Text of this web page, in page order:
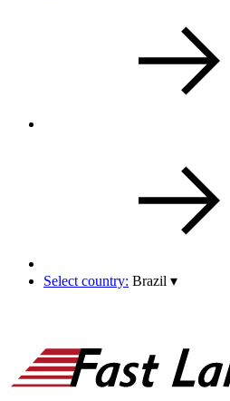
Select country: Brazil ▾